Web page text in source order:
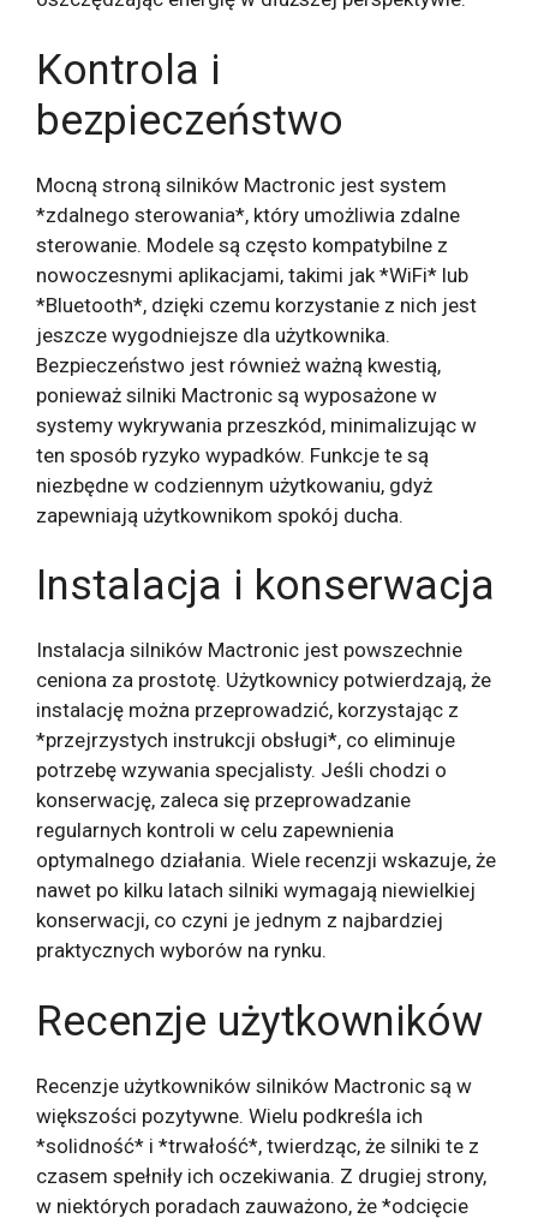
Kontrola i
bezpieczeństwo
Mocną stroną silników Mactronic jest system
*zdalnego sterowania*, który umożliwia zdalne
sterowanie. Modele są często kompatybilne z
nowoczesnymi aplikacjami, takimi jak *WiFi* lub
*Bluetooth*, dzięki czemu korzystanie z nich jest
jeszcze wygodniejsze dla użytkownika.
Bezpieczeństwo jest również ważną kwestią,
ponieważ silniki Mactronic są wyposażone w
systemy wykrywania przeszkód, minimalizując w
ten sposób ryzyko wypadków. Funkcje te są
niezbędne w codziennym użytkowaniu, gdyż
zapewniają użytkownikom spokój ducha.
Instalacja i konserwacja
Instalacja silników Mactronic jest powszechnie
ceniona za prostotę. Użytkownicy potwierdzają, że
instalację można przeprowadzić, korzystając z
*przejrzystych instrukcji obsługi*, co eliminuje
potrzebę wzywania specjalisty. Jeśli chodzi o
konserwację, zaleca się przeprowadzanie
regularnych kontroli w celu zapewnienia
optymalnego działania. Wiele recenzji wskazuje, że
nawet po kilku latach silniki wymagają niewielkiej
konserwacji, co czyni je jednym z najbardziej
praktycznych wyborów na rynku.
Recenzje użytkowników
Recenzje użytkowników silników Mactronic są w
większości pozytywne. Wielu podkreśla ich
*solidność* i *trwałość*, twierdząc, że silniki te z
czasem spełniły ich oczekiwania. Z drugiej strony,
w niektórych poradach zauważono, że *odcięcie